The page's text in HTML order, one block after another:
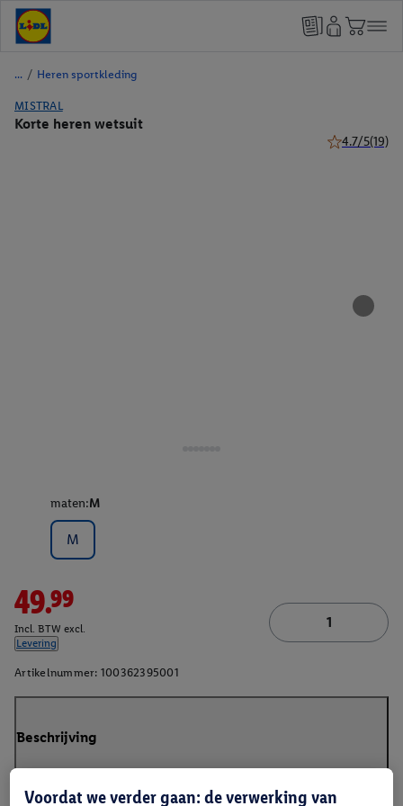
/ Heren sportkleding
MISTRAL
Korte heren wetsuit
4.7/5(19)
maten:M
M
49.99
Incl. BTW excl.
Levering
Artikelnummer: 100362395001
Beschrijving
Voordat we verder gaan: de verwerking van